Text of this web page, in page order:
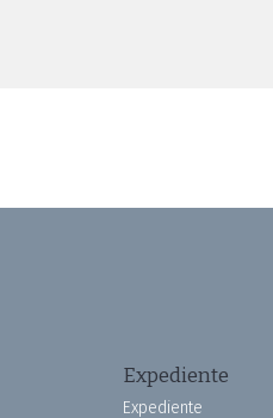
Expediente
Expediente